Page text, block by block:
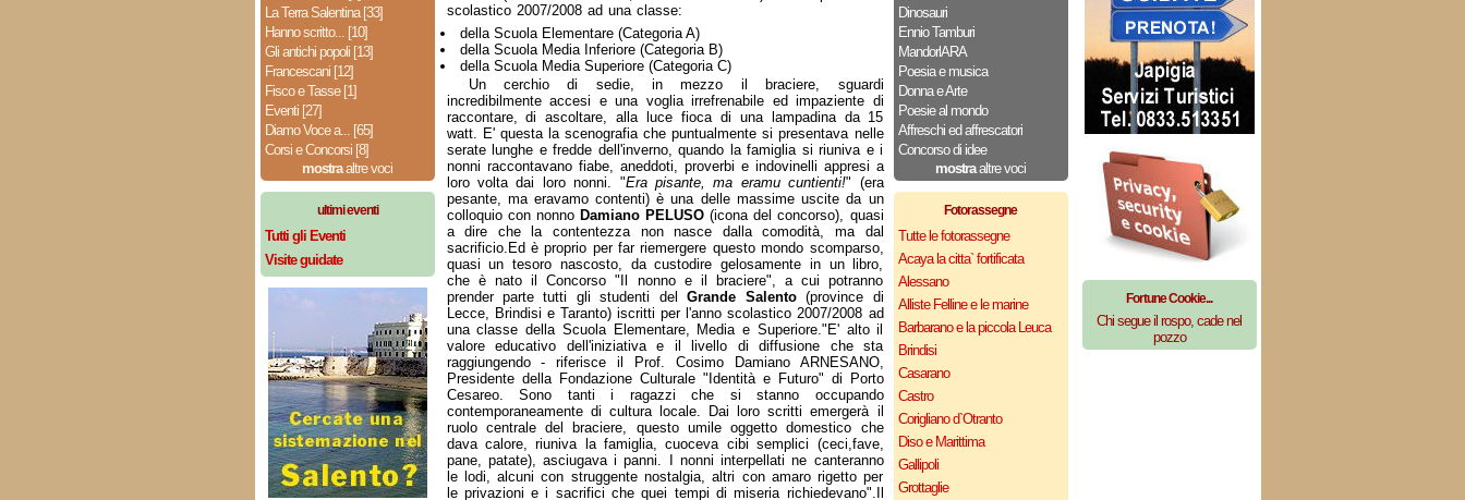
La Terra Salentina [33]
Hanno scritto... [10]
Gli antichi popoli [13]
Francescani [12]
Fisco e Tasse [1]
Eventi [27]
Diamo Voce a... [65]
Corsi e Concorsi [8]
mostraaltre voci
ultimi eventi
Tutti gli Eventi
Visite guidate
Dinosauri
Ennio Tamburi
MandorlARA
Poesia e musica
Donna e Arte
Poesie al mondo
Affreschi ed affrescatori
Concorso di idee
mostraaltre voci
Fotorassegne
Tutte le fotorassegne
Acaya la citta` fortificata
Alessano
Alliste Felline e le marine
Barbarano e la piccola Leuca
Brindisi
Casarano
Castro
Corigliano d`Otranto
Diso e Marittima
Gallipoli
Grottaglie
scolastico 2007/2008 ad una classe:
della Scuola Elementare (Categoria A)
della Scuola Media Inferiore (Categoria B)
della Scuola Media Superiore (Categoria C)
Un cerchio di sedie, in mezzo il braciere, sguardi
incredibilmente accesi e una voglia irrefrenabile ed impaziente di
raccontare, di ascoltare, alla luce fioca di una lampadina da 15
watt. E' questa la scenografia che puntualmente si presentava nelle
serate lunghe e fredde dell'inverno, quando la famiglia si riuniva e i
nonni raccontavano fiabe, aneddoti, proverbi e indovinelli appresi a
loro volta dai loro nonni. "Era pisante, ma eramu cuntienti!" (era
pesante, ma eravamo contenti) è una delle massime uscite da un
colloquio con nonno Damiano PELUSO (icona del concorso), quasi
a dire che la contentezza non nasce dalla comodità, ma dal
sacrificio.Ed è proprio per far riemergere questo mondo scomparso,
quasi un tesoro nascosto, da custodire gelosamente in un libro,
che è nato il Concorso "Il nonno e il braciere", a cui potranno
prender parte tutti gli studenti delGrande Salento(province di
Lecce, Brindisi e Taranto) iscritti per l'anno scolastico 2007/2008 ad
una classe della Scuola Elementare, Media e Superiore."E' alto il
valore educativo dell'iniziativa e il livello di diffusione che sta
raggiungendo - riferisce il Prof. Cosimo Damiano ARNESANO,
Presidente della Fondazione Culturale "Identità e Futuro" di Porto
Cesareo. Sono tanti i ragazzi che si stanno occupando
contemporaneamente di cultura locale. Dai loro scritti emergerà il
ruolo centrale del braciere, questo umile oggetto domestico che
dava calore, riuniva la famiglia, cuoceva cibi semplici (ceci,fave,
pane, patate), asciugava i panni. I nonni interpellati ne canteranno
le lodi, alcuni con struggente nostalgia, altri con amaro rigetto per
le privazioni e i sacrifici che quei tempi di miseria richiedevano".Il
Fortune Cookie...
Chi segue il rospo, cade nel
pozzo